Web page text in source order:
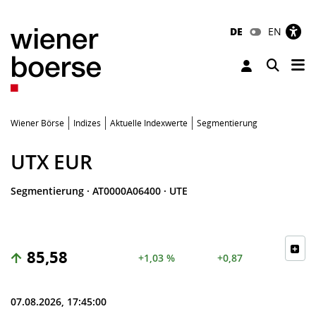
DE EN
Toggle
Wiener Börse Indizes Aktuelle Indexwerte Segmentierung
UTX EUR
Segmentierung · AT0000A06400 · UTE
85,58 +1,03 % +0,87
07.08.2026, 17:45:00